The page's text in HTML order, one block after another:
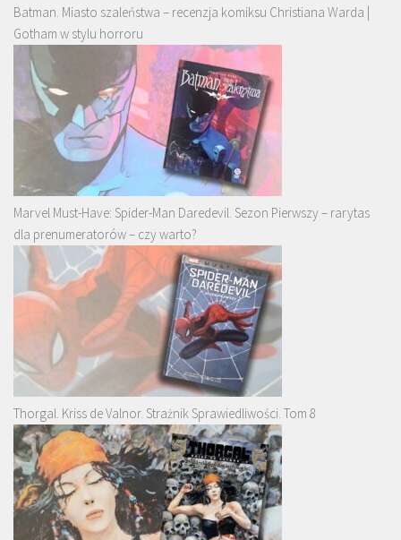
Batman. Miasto szaleństwa – recenzja komiksu Christiana Warda |
Gotham w stylu horroru
Marvel Must-Have: Spider-Man Daredevil. Sezon Pierwszy – rarytas
dla prenumeratorów – czy warto?
Thorgal. Kriss de Valnor. Strażnik Sprawiedliwości. Tom 8